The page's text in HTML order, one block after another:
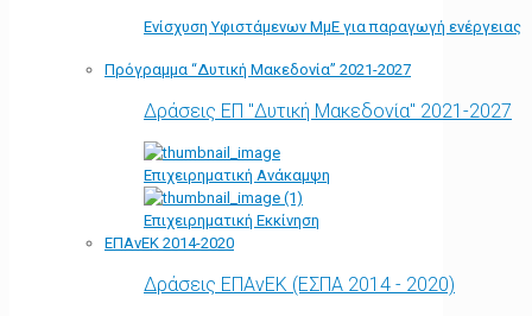
Ενίσχυση Υφιστάμενων ΜμΕ για παραγωγή ενέργειας
Πρόγραμμα “Δυτική Μακεδονία” 2021-2027
Δράσεις ΕΠ "Δυτική Μακεδονία" 2021-2027
Επιχειρηματική Ανάκαμψη
Επιχειρηματική Εκκίνηση
ΕΠΑνΕΚ 2014-2020
Δράσεις ΕΠΑνΕΚ (ΕΣΠΑ 2014 - 2020)